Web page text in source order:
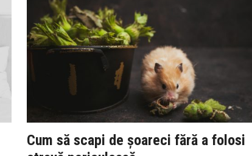
Cum să scapi de șoareci fără a folosi